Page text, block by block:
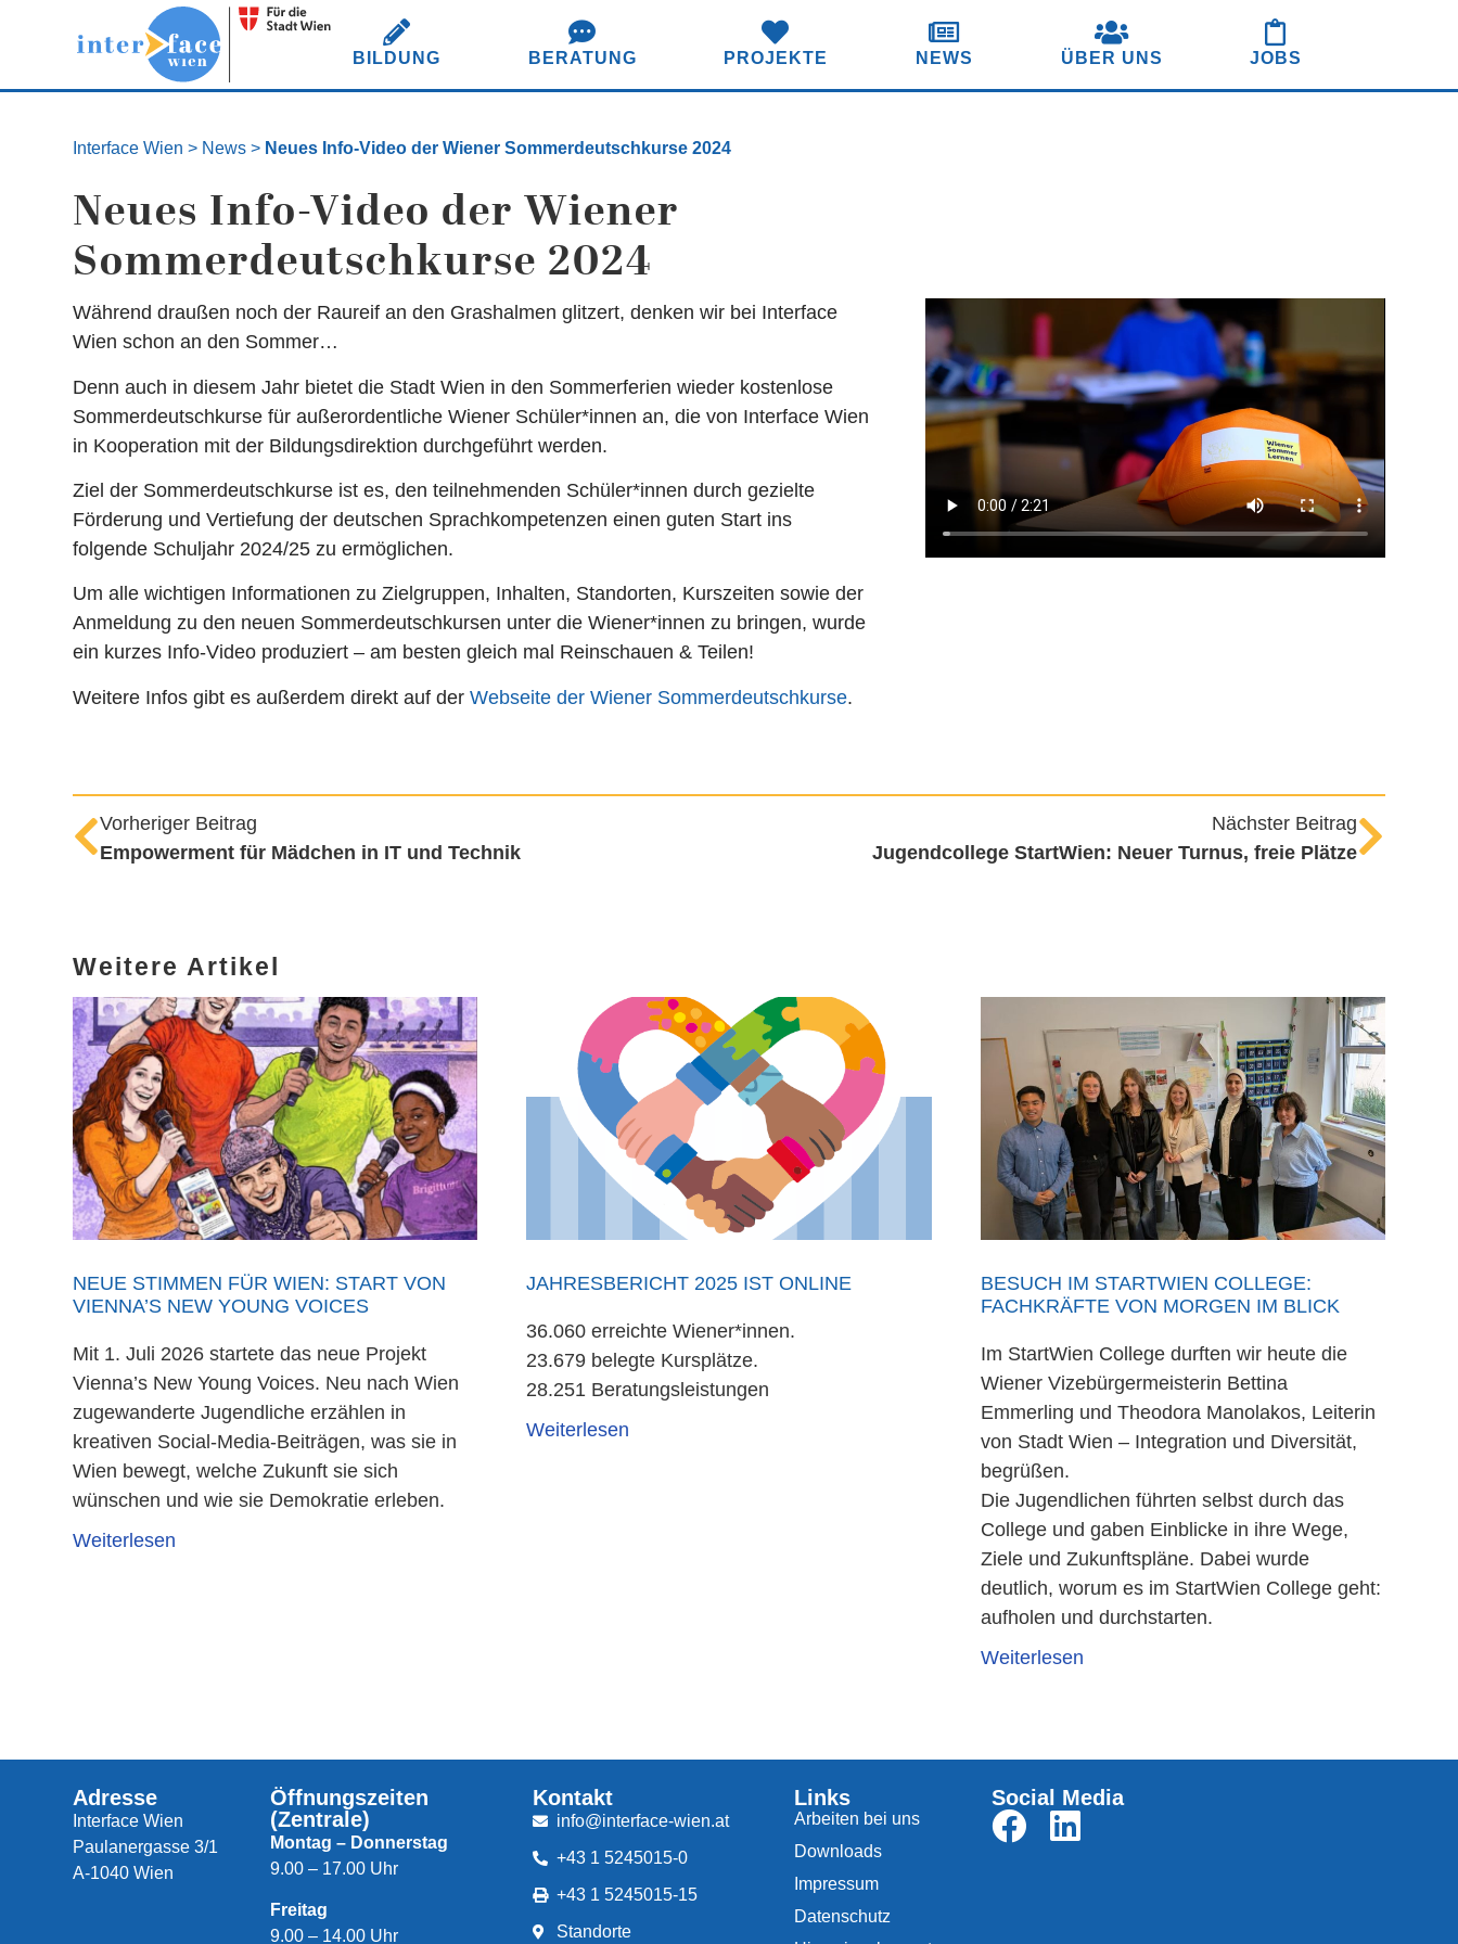
BILDUNG BERATUNG PROJEKTE NEWS ÜBER UNS JOBS
Interface Wien > News > Neues Info-Video der Wiener Sommerdeutschkurse 2024
Neues Info-Video der Wiener
Sommerdeutschkurse 2024
Während draußen noch der Raureif an den Grashalmen glitzert, denken wir bei Interface
Wien schon an den Sommer…
Denn auch in diesem Jahr bietet die Stadt Wien in den Sommerferien wieder kostenlose
Sommerdeutschkurse für außerordentliche Wiener Schüler*innen an, die von Interface Wien
in Kooperation mit der Bildungsdirektion durchgeführt werden.
Ziel der Sommerdeutschkurse ist es, den teilnehmenden Schüler*innen durch gezielte
Förderung und Vertiefung der deutschen Sprachkompetenzen einen guten Start ins
folgende Schuljahr 2024/25 zu ermöglichen.
Um alle wichtigen Informationen zu Zielgruppen, Inhalten, Standorten, Kurszeiten sowie der
Anmeldung zu den neuen Sommerdeutschkursen unter die Wiener*innen zu bringen, wurde
ein kurzes Info-Video produziert – am besten gleich mal Reinschauen & Teilen!
Weitere Infos gibt es außerdem direkt auf derWebseite der Wiener Sommerdeutschkurse.
Vorheriger Beitrag
Empowerment für Mädchen in IT und Technik
Nächster Beitrag
Jugendcollege StartWien: Neuer Turnus, freie Plätze
Weitere Artikel
NEUE STIMMEN FÜR WIEN: START VON
VIENNA’S NEW YOUNG VOICES
Mit 1. Juli 2026 startete das neue Projekt
Vienna’s New Young Voices. Neu nach Wien
zugewanderte Jugendliche erzählen in
kreativen Social-Media-Beiträgen, was sie in
Wien bewegt, welche Zukunft sie sich
wünschen und wie sie Demokratie erleben.
Weiterlesen
JAHRESBERICHT 2025 IST ONLINE
36.060 erreichte Wiener*innen.
23.679 belegte Kursplätze.
28.251 Beratungsleistungen
Weiterlesen
BESUCH IM STARTWIEN COLLEGE:
FACHKRÄFTE VON MORGEN IM BLICK
Im StartWien College durften wir heute die
Wiener Vizebürgermeisterin Bettina
Emmerling und Theodora Manolakos, Leiterin
von Stadt Wien – Integration und Diversität,
begrüßen.
Die Jugendlichen führten selbst durch das
College und gaben Einblicke in ihre Wege,
Ziele und Zukunftspläne. Dabei wurde
deutlich, worum es im StartWien College geht:
aufholen und durchstarten.
Weiterlesen
Adresse
Interface Wien
Paulanergasse 3/1
A-1040 Wien
Öffnungszeiten
(Zentrale)
Montag – Donnerstag
9.00 – 17.00 Uhr
Freitag
9.00 – 14.00 Uhr
Kontakt
info@interface-wien.at
+43 1 5245015-0
+43 1 5245015-15
Standorte
Links
Arbeiten bei uns
Downloads
Impressum
Datenschutz
Social Media